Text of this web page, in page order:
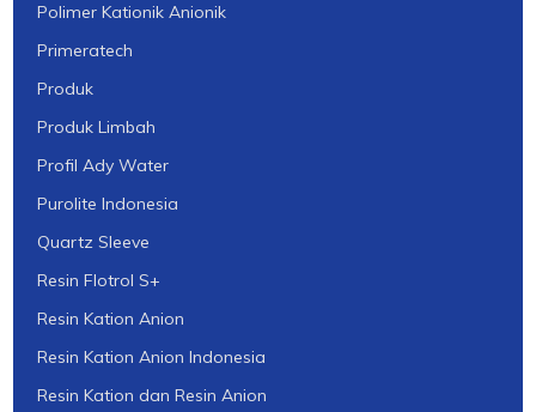
Polimer Kationik Anionik
Primeratech
Produk
Produk Limbah
Profil Ady Water
Purolite Indonesia
Quartz Sleeve
Resin Flotrol S+
Resin Kation Anion
Resin Kation Anion Indonesia
Resin Kation dan Resin Anion